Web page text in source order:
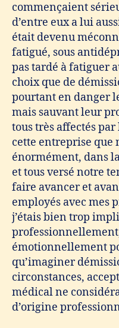
commençaient
d’entre eux a lui
était devenu
fatigué, sous
pas tardé à fatiguer
choix que de
pourtant en danger
mais sauvant leur
tous très affectés
cette entreprise que
énormément, dans
et tous versé notre
faire avancer et
employés avec mes
j’étais bien trop
émotionnellement
qu’imaginer
circonstances,
médical ne
d’origine